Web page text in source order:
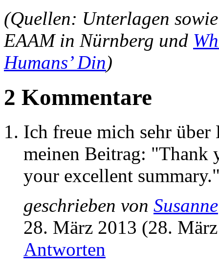
(Quellen: Unterlagen
EAAM in Nürnberg und
Humans’ Din)
2 Kommentare
Ich freue mich sehr
meinen Beitrag: "Thank
your excellent
geschrieben von Susanne
28. März 2013 (28.
Antworten